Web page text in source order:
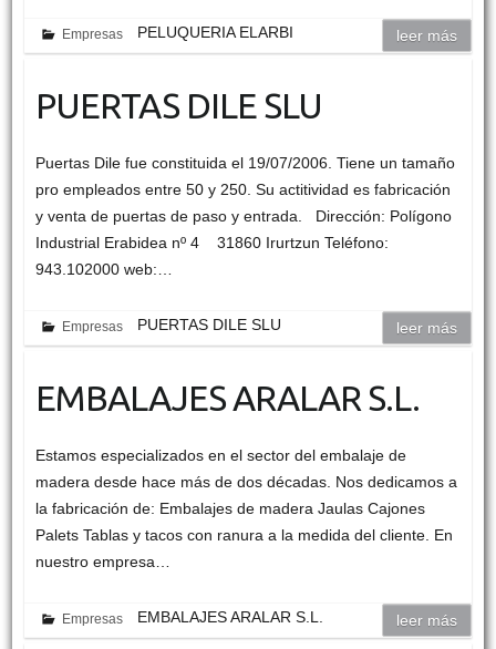
Empresas PELUQUERIA ELARBI leer más
PUERTAS DILE SLU
Puertas Dile fue constituida el 19/07/2006. Tiene un tamaño
pro empleados entre 50 y 250. Su actitividad es fabricación
y venta de puertas de paso y entrada. Dirección: Polígono
Industrial Erabidea nº 4 31860 Irurtzun Teléfono:
943.102000 web:…
Empresas PUERTAS DILE SLU leer más
EMBALAJES ARALAR S.L.
Estamos especializados en el sector del embalaje de
madera desde hace más de dos décadas. Nos dedicamos a
la fabricación de: Embalajes de madera Jaulas Cajones
Palets Tablas y tacos con ranura a la medida del cliente. En
nuestro empresa…
Empresas EMBALAJES ARALAR S.L. leer más